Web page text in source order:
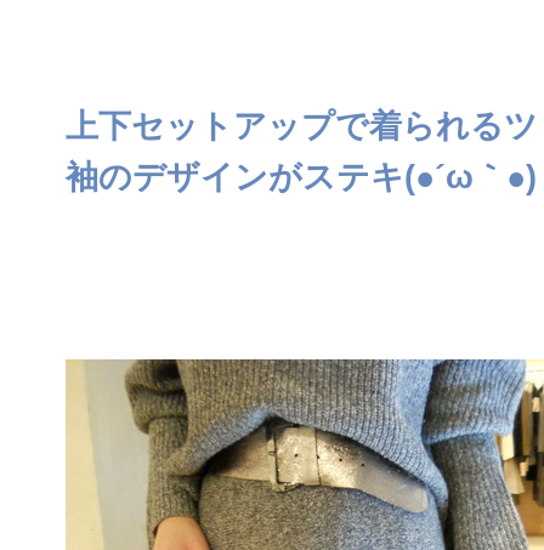
上下セットアップで着られる
袖のデザインがステキ(●´ω｀●)